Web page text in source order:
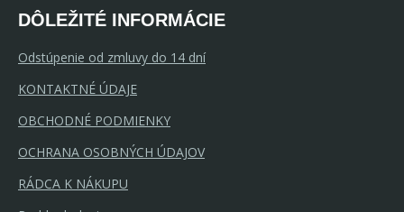
DÔLEŽITÉ INFORMÁCIE
Odstúpenie od zmluvy do 14 dní
KONTAKTNÉ ÚDAJE
OBCHODNÉ PODMIENKY
OCHRANA OSOBNÝCH ÚDAJOV
RÁDCA K NÁKUPU